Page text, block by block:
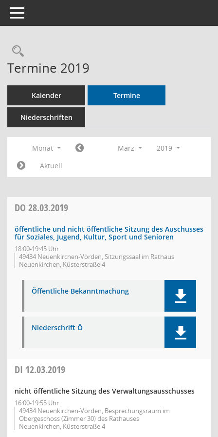
Toggle navigation
Rechercheauswahl
Termine 2019
Kalender Termine
Niederschriften
Monat März
2019
Aktuell
DO 28.03.2019
öffentliche und nicht öffentliche Sitzung des Auschusses
für Soziales, Jugend, Kultur, Sport und Senioren
18:00-19:45 Uhr
49434 Neuenkirchen-Vörden, Sitzungssaal im Rathaus
Neuenkirchen, Küsterstraße 4
Öffentliche Bekanntmachung
Niederschrift Ö
DI 12.03.2019
nicht öffentliche Sitzung des Verwaltungsausschusses
16:00-19:55 Uhr
49434 Neuenkirchen-Vörden, Besprechungsraum im
Obergeschoss (Zimmer 30) des Rathauses
Neuenkirchen, Küsterstraße 4